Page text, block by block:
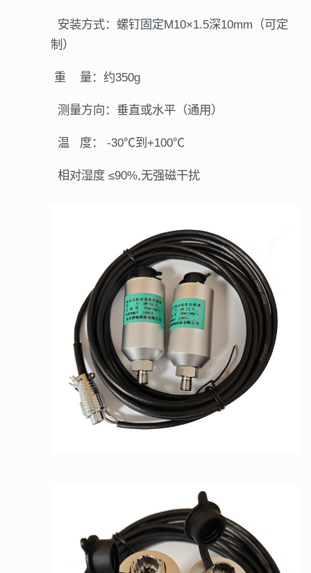
安装方式：螺钉固定M10×1.5深10mm（可定
制）
重 量：约350g
测量方向：垂直或水平（通用）
温 度： -30℃到+100℃
相对湿度 ≤90%,无强磁干扰